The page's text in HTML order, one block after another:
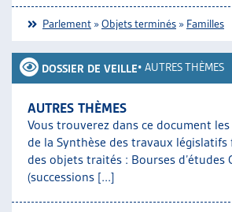
Parlement »Objets terminés » Familles
DOSSIER DE VEILLE• AUTRES THÈMES
AUTRES THÈMES
Vous trouverez dans ce document
de la Synthèse des travaux législatifs
des objets traités : Bourses d’études
(successions [...]